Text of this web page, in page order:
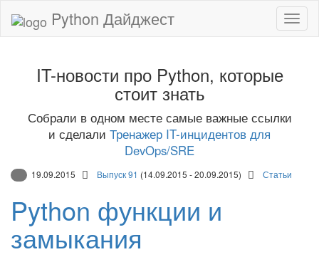
Python Дайджест
IT-новости про Python, которые
стоит знать
Собрали в одном месте самые важные ссылки
и сделали Тренажер IT-инцидентов для
DevOps/SRE
19.09.2015 Выпуск 91 (14.09.2015 - 20.09.2015) Статьи
Python функции и
замыкания